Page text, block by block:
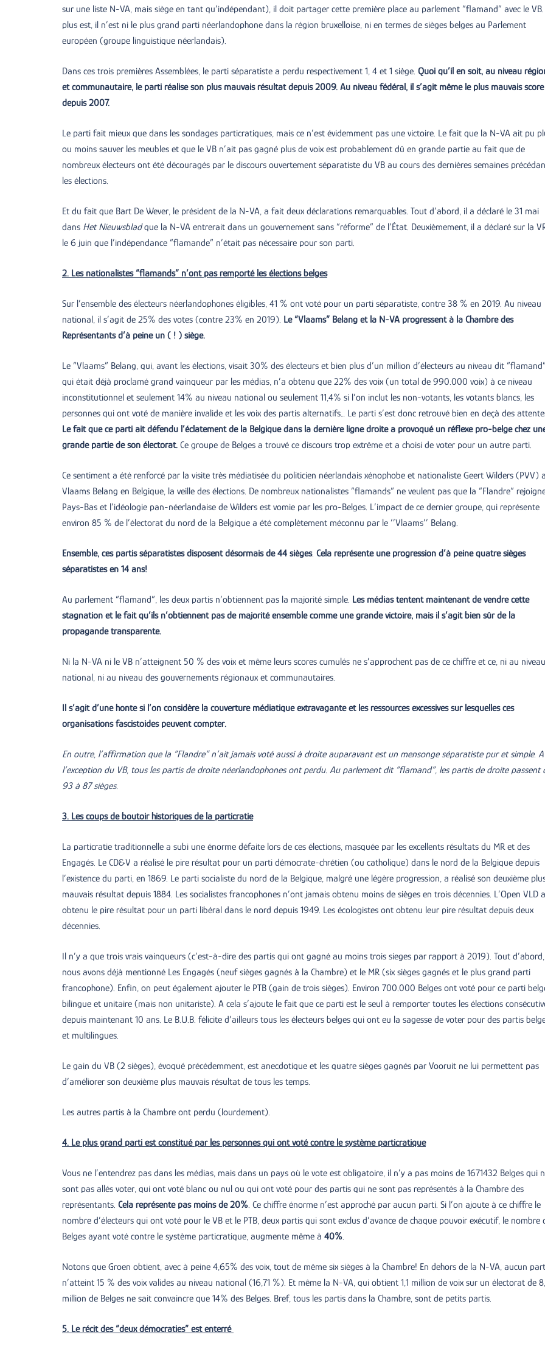
sur une liste N-VA, mais siège en tant qu’indépendant), il doit partager cette première place au parlement “flamand” avec le
plus est, il n’est ni le plus grand parti néerlandophone dans la région bruxelloise, ni en termes de sièges belges au Parlement
européen (groupe linguistique néerlandais).
Dans ces trois premières Assemblées, le parti séparatiste a perdu respectivement 1, 4 et 1 siège. Quoi qu’il en soit, au niveau
et communautaire, le parti réalise son plus mauvais résultat depuis 2009. Au niveau fédéral, il s’agit même le plus mauvais score
depuis 2007.
Le parti fait mieux que dans les sondages particratiques, mais ce n’est évidemment pas une victoire. Le fait que la N-VA ait pu
ou moins sauver les meubles et que le VB n’ait pas gagné plus de voix est probablement dû en grande partie au fait que de
nombreux électeurs ont été découragés par le discours ouvertement séparatiste du VB au cours des dernières semaines
les élections.
Et du fait que Bart De Wever, le président de la N-VA, a fait deux déclarations remarquables. Tout d’abord, il a déclaré le 31 mai
dans Het Nieuwsbladque la N-VA entrerait dans un gouvernement sans “réforme” de l’État. Deuxièmement, il a déclaré sur la
le 6 juin que l’indépendance “flamande” n’était pas nécessaire pour son parti.
2. Les nationalistes “flamands” n’ont pas remporté les élections belges
Sur l’ensemble des électeurs néerlandophones éligibles, 41 % ont voté pour un parti séparatiste, contre 38 % en 2019. Au niveau
national, il s’agit de 25% des votes (contre 23% en 2019). Le “Vlaams” Belang et la N-VA progressent à la Chambre des
Représentants d’à peine un ( ! ) siège.
Le “Vlaams” Belang, qui, avant les élections, visait 30% des électeurs et bien plus d’un million d’électeurs au niveau dit
qui était déjà proclamé grand vainqueur par les médias, n’a obtenu que 22% des voix (un total de 990.000 voix) à ce niveau
inconstitutionnel et seulement 14% au niveau national ou seulement 11,4% si l’on inclut les non-votants, les votants blancs, les
personnes qui ont voté de manière invalide et les voix des partis alternatifs… Le parti s’est donc retrouvé bien en deçà des
Le fait que ce parti ait défendu l’éclatement de la Belgique dans la dernière ligne droite a provoqué un réflexe pro-belge chez
grande partie de son électorat. Ce groupe de Belges a trouvé ce discours trop extrême et a choisi de voter pour un autre parti.
Ce sentiment a été renforcé par la visite très médiatisée du politicien néerlandais xénophobe et nationaliste Geert Wilders (PVV)
Vlaams Belang en Belgique, la veille des élections. De nombreux nationalistes “flamands” ne veulent pas que la “Flandre”
Pays-Bas et l’idéologie pan-néerlandaise de Wilders est vomie par les pro-Belges. L’impact de ce dernier groupe, qui représente
environ 85 % de l’électorat du nord de la Belgique a été complètement méconnu par le ‘’Vlaams’’ Belang.
Ensemble, ces partis séparatistes disposent désormais de 44 sièges. Cela représente une progression d’à peine quatre sièges
séparatistes en 14 ans!
Au parlement “flamand”, les deux partis n’obtiennent pas la majorité simple. Les médias tentent maintenant de vendre cette
stagnation et le fait qu’ils n’obtiennent pas de majorité ensemble comme une grande victoire, mais il s’agit bien sûr de la
propagande transparente.
Ni la N-VA ni le VB n’atteignent 50 % des voix et même leurs scores cumulés ne s’approchent pas de ce chiffre et ce, ni au niveau
national, ni au niveau des gouvernements régionaux et communautaires.
Il s’agit d’une honte si l’on considère la couverture médiatique extravagante et les ressources excessives sur lesquelles ces
organisations fascistoides peuvent compter.
En outre, l’affirmation que la “Flandre” n’ait jamais voté aussi à droite auparavant est un mensonge séparatiste pur et simple. A
l’exception du VB, tous les partis de droite néerlandophones ont perdu. Au parlement dit “flamand”, les partis de droite passent
93 à 87 sièges.
3. Les coups de boutoir historiques de la particratie
La particratie traditionnelle a subi une énorme défaite lors de ces élections, masquée par les excellents résultats du MR et des
Engagés. Le CD&V a réalisé le pire résultat pour un parti démocrate-chrétien (ou catholique) dans le nord de la Belgique depuis
l’existence du parti, en 1869. Le parti socialiste du nord de la Belgique, malgré une légère progression, a réalisé son deuxième
mauvais résultat depuis 1884. Les socialistes francophones n’ont jamais obtenu moins de sièges en trois décennies. L’Open VLD a
obtenu le pire résultat pour un parti libéral dans le nord depuis 1949. Les écologistes ont obtenu leur pire résultat depuis deux
décennies.
Il n’y a que trois vrais vainqueurs (c’est-à-dire des partis qui ont gagné au moins trois sieges par rapport à 2019). Tout d’abord,
nous avons déjà mentionné Les Engagés (neuf sièges gagnés à la Chambre) et le MR (six sièges gagnés et le plus grand parti
francophone). Enfin, on peut également ajouter le PTB (gain de trois sièges). Environ 700.000 Belges ont voté pour ce parti
bilingue et unitaire (mais non unitariste). A cela s’ajoute le fait que ce parti est le seul à remporter toutes les élections
depuis maintenant 10 ans. Le B.U.B. félicite d’ailleurs tous les électeurs belges qui ont eu la sagesse de voter pour des partis
et multilingues.
Le gain du VB (2 sièges), évoqué précédemment, est anecdotique et les quatre sièges gagnés par Vooruit ne lui permettent pas
d’améliorer son deuxième plus mauvais résultat de tous les temps.
Les autres partis à la Chambre ont perdu (lourdement).
4. Le plus grand parti est constitué par les personnes qui ont voté contre le système particratique
Vous ne l’entendrez pas dans les médias, mais dans un pays où le vote est obligatoire, il n’y a pas moins de 1671432 Belges qui
sont pas allés voter, qui ont voté blanc ou nul ou qui ont voté pour des partis qui ne sont pas représentés à la Chambre des
représentants. Cela représente pas moins de 20%. Ce chiffre énorme n’est approché par aucun parti. Si l’on ajoute à ce chiffre le
nombre d’électeurs qui ont voté pour le VB et le PTB, deux partis qui sont exclus d’avance de chaque pouvoir exécutif, le nombre
Belges ayant voté contre le système particratique, augmente même à 40%.
Notons que Groen obtient, avec à peine 4,65% des voix, tout de même six sièges à la Chambre! En dehors de la N-VA, aucun
n’atteint 15 % des voix valides au niveau national (16,71 %). Et même la N-VA, qui obtient 1,1 million de voix sur un électorat de
million de Belges ne sait convaincre que 14% des Belges. Bref, tous les partis dans la Chambre, sont de petits partis.
5. Le récit des “deux démocraties” est enterré